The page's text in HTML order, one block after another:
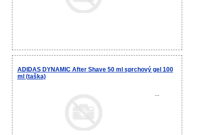
ADIDAS DYNAMIC After Shave 50 ml sprchový gel 100
ml (taška)
...